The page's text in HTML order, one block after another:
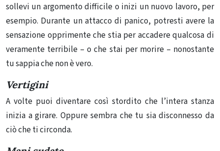
sollevi un argomento difficile o inizi un nuovo lavoro, per
esempio. Durante un attacco di panico, potresti avere la
sensazione opprimente che stia per accadere qualcosa di
veramente terribile – o che stai per morire – nonostante
tu sappia che non è vero.
Vertigini
A volte puoi diventare così stordito che l’intera stanza
inizia a girare. Oppure sembra che tu sia disconnesso da
ciò che ti circonda.